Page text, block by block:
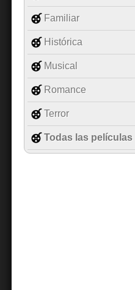
Familiar
Histórica
Musical
Romance
Terror
Todas las películas